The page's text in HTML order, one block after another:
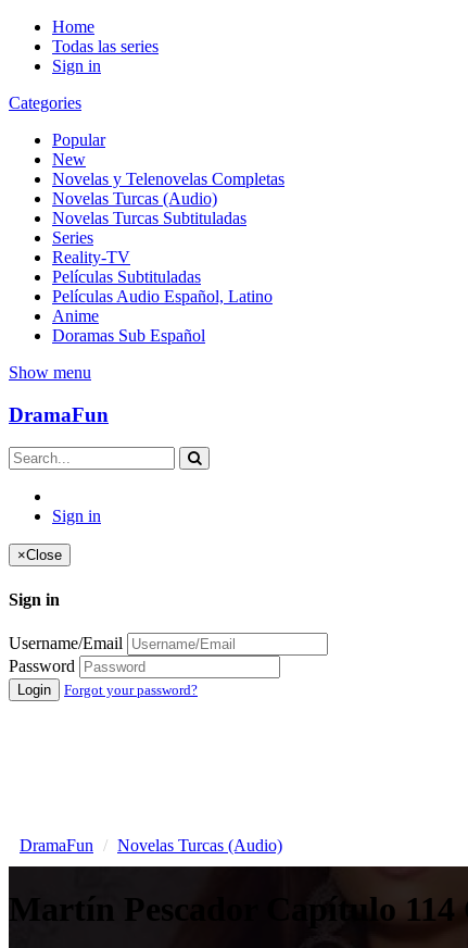
Home
Todas las series
Sign in
Categories
Popular
New
Novelas y Telenovelas Completas
Novelas Turcas (Audio)
Novelas Turcas Subtituladas
Series
Reality-TV
Películas Subtituladas
Películas Audio Español, Latino
Anime
Doramas Sub Español
Show menu
DramaFun
Sign in
×Close
Sign in
Username/Email
Password
Login Forgot your password?
DramaFun Novelas Turcas (Audio)
Martín Pescador Capítulo